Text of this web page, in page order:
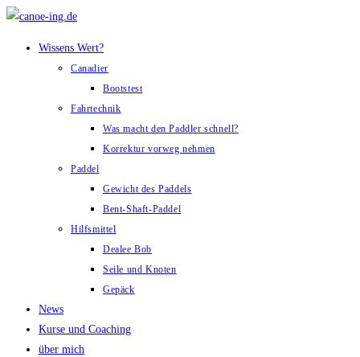
Zum
springen
Wissens Wert?
Canadier
Bootstest
Fahrtechnik
Was macht den Paddler schnell?
Korrektur vorweg nehmen
Paddel
Gewicht des Paddels
Bent-Shaft-Paddel
Hilfsmittel
Dealee Bob
Seile und Knoten
Gepäck
News
Kurse und Coaching
über mich